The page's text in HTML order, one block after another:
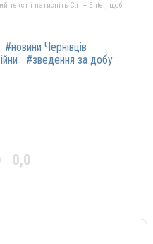
текст і натисніть Ctrl + Enter, щоб
#новини Чернівців
#зведення за добу
0,0